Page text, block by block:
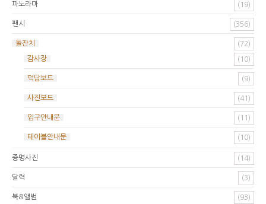
파노라마 (19)
팬시 (356)
돌잔치 (72)
감사장 (10)
덕담보드 (9)
사진보드 (41)
입구안내문 (11)
테이블안내문 (10)
증명사진 (14)
달력 (3)
북&앨범 (93)